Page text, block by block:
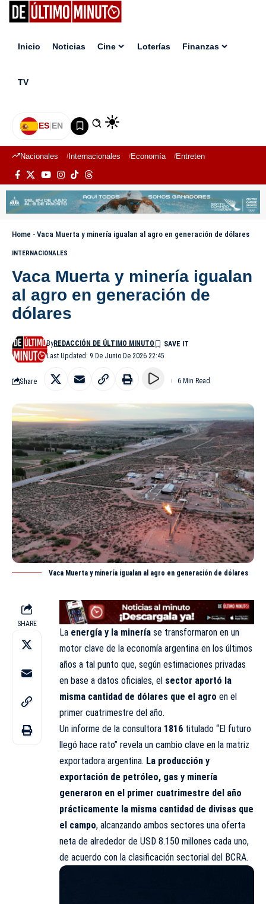
Inicio Noticias Cine Loterías Finanzas
TV
ES|EN
Nacionales Internacionales Economía Entretenimiento
Home - Vaca Muerta y minería igualan al agro en generación de dólares
INTERNACIONALES
Vaca Muerta y minería igualan
al agro en generación de
dólares
Last Updated: 9 De Junio De 2026 22:45
ByREDACCIÓN DE ÚLTIMO MINUTO
Share 6 Min Read
Vaca Muerta y minería igualan al agro en generación de dólares
SHARE
La energía y la minería se transformaron en un
motor clave de la economía argentina en los últimos
años a tal punto que, según estimaciones privadas
en base a datos oficiales, el sector aportó la
misma cantidad de dólares que el agro en el
primer cuatrimestre del año.
Un informe de la consultora 1816 titulado “El futuro
llegó hace rato” revela un cambio clave en la matriz
exportadora argentina. La producción y
exportación de petróleo, gas y minería
generaron en el primer cuatrimestre del año
prácticamente la misma cantidad de divisas que
el campo, alcanzando ambos sectores una oferta
neta de alrededor de USD 8.150 millones cada uno,
de acuerdo con la clasificación sectorial del BCRA.